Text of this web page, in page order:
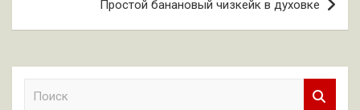
Простой банановый чизкейк в духовке